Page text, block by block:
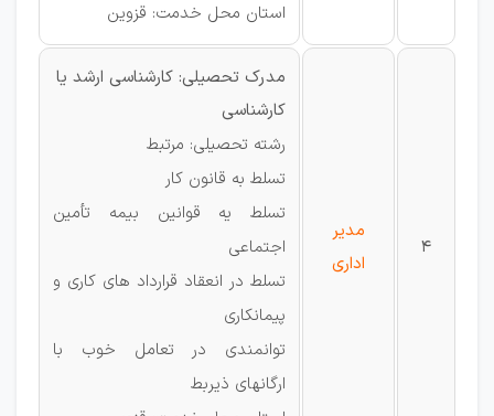
استان محل خدمت: قزوین
4
مدیر
اداری
مدرک تحصیلی: کارشناسی ارشد یا
کارشناسی
رشته تحصیلی: مرتبط
تسلط به قانون کار
تسلط یه قوانین بیمه تأمین
اجتماعی
تسلط در انعقاد قرارداد های کاری و
پیمانکاری
توانمندی در تعامل خوب با
ارگانهای ذیربط